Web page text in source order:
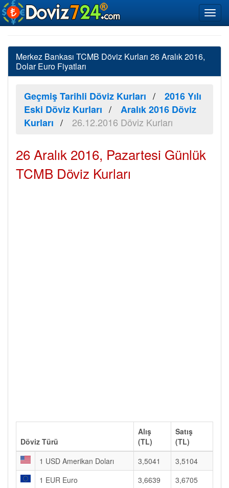
Merkez Bankası TCMB Döviz Kurları 26 Aralık 2016,
Dolar Euro Fiyatları
Geçmiş Tarihli Döviz Kurları
2016 Yılı
Eski Döviz Kurları
Aralık 2016 Döviz
Kurları
26.12.2016 Döviz Kurları
26 Aralık 2016, Pazartesi Günlük
TCMB Döviz Kurları
Döviz Türü
Alış
(TL)
Satış
(TL)
1 USD Amerikan Doları
3,5041
3,5104
1 EUR Euro
3,6639
3,6705